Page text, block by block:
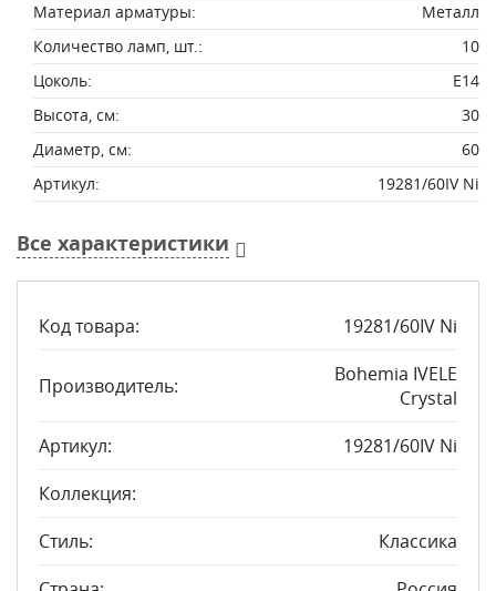
Материал арматуры:
Металл
Количество ламп, шт.:
10
Цоколь:
E14
Высота, см:
30
Диаметр, см:
60
Артикул:
19281/60IV Ni
Все характеристики
Код товара: 19281/60IV Ni
Производитель:
Bohemia IVELE
Crystal
Артикул:
19281/60IV Ni
Коллекция:
Стиль:
Классика